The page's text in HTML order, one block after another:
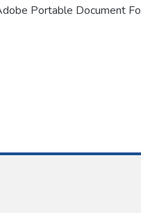
Portable Document